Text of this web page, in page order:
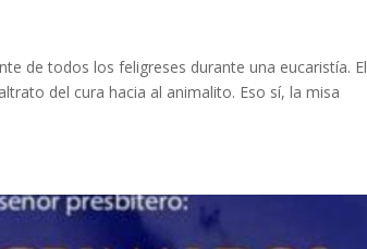
de todos los feligreses durante una eucaristía. El
del cura hacia al animalito. Eso sí, la misa